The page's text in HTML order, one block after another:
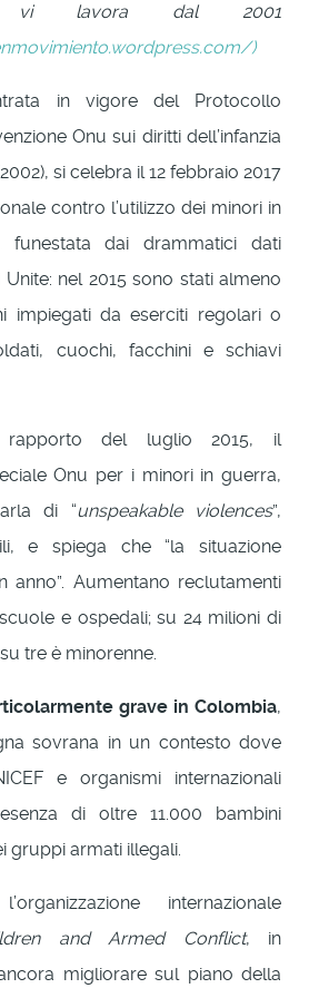
vi lavora dal 2001
)
in vigore del Protocollo
Onu sui diritti dell’infanzia
si celebra il 12 febbraio 2017
contro l’utilizzo dei minori in
funestata dai drammatici dati
nel 2015 sono stati almeno
impiegati da eserciti regolari o
cuochi, facchini e schiavi
del luglio 2015, il
Onu per i minori in guerra,
di “unspeakable violences”,
e spiega che “la situazione
anno”. Aumentano reclutamenti
e ospedali; su 24 milioni di
tre è minorenne.
grave in Colombia,
sovrana in un contesto dove
e organismi internazionali
di oltre 11.000 bambini
gruppi armati illegali.
internazionale
and Armed Conflict, in
migliorare sul piano della